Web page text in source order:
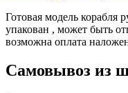
Готовая модель корабля
упакован , может быть
возможна оплата
Самовывоз из